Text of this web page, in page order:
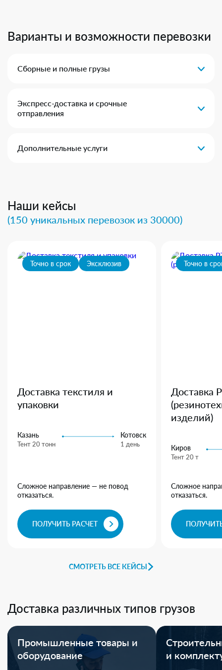
Варианты и возможности перевозки
Сборные и полные грузы
Экспресс-доставка и срочные
отправления
Дополнительные услуги
Наши кейсы
(150 уникальных перевозок из 30000)
СМОТРЕТЬ ВСЕ КЕЙСЫ
Точно в срок Эксклюзив
Доставка текстиля и
упаковки
Казань
Тент 20 тонн
Котовск
1 день
Сложное направление — не повод
отказаться.
ПОЛУЧИТЬ РАСЧЕТ
Точно в
Доставка
изделий)
Киров
Тент 20 т
Сложное
отказаться.
Доставка различных типов грузов
Промышленные товары и
оборудование
и